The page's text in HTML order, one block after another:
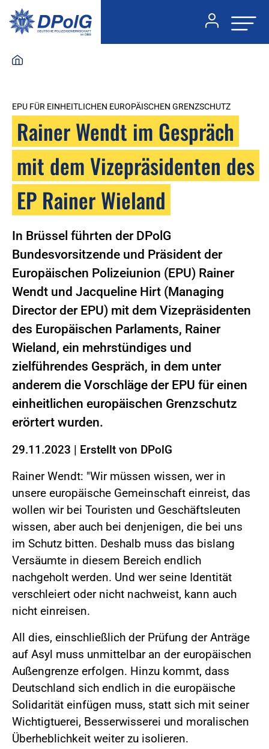
EPU FÜR EINHEITLICHEN EUROPÄISCHEN GRENZSCHUTZ
Rainer Wendt im Gespräch
mit dem Vizepräsidenten des
EP Rainer Wieland
In Brüssel führten der DPolG
Bundesvorsitzende und Präsident der
Europäischen Polizeiunion (EPU) Rainer
Wendt und Jacqueline Hirt (Managing
Director der EPU) mit dem Vizepräsidenten
des Europäischen Parlaments, Rainer
Wieland, ein mehrstündiges und
zielführendes Gespräch, in dem unter
anderem die Vorschläge der EPU für einen
einheitlichen europäischen Grenzschutz
erörtert wurden.
29.11.2023 | Erstellt von DPolG
Rainer Wendt: "Wir müssen wissen, wer in
unsere europäische Gemeinschaft einreist, das
wollen wir bei Touristen und Geschäftsleuten
wissen, aber auch bei denjenigen, die bei uns
im Schutz bitten. Deshalb muss das bislang
Versäumte in diesem Bereich endlich
nachgeholt werden. Und wer seine Identität
verschleiert oder nicht nachweist, kann auch
nicht einreisen.
All dies, einschließlich der Prüfung der Anträge
auf Asyl muss unmittelbar an der europäischen
Außengrenze erfolgen. Hinzu kommt, dass
Deutschland sich endlich in die europäische
Solidarität einfügen muss, statt sich mit seiner
Wichtigtuerei, Besserwisserei und moralischen
Überheblichkeit weiter zu isolieren.